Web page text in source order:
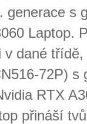
ge­ne­ra­ce s
Laptop.
dané
72P) s
RTX
při­ná­ší